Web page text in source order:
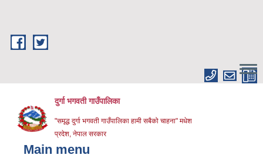
दुर्गा भगवती गाउँपालिका
"समृद्ध दुर्गा भगवती गाउँपालिका हामी सबैको चाहना" मधेश
प्रदेश, नेपाल सरकार
Main menu